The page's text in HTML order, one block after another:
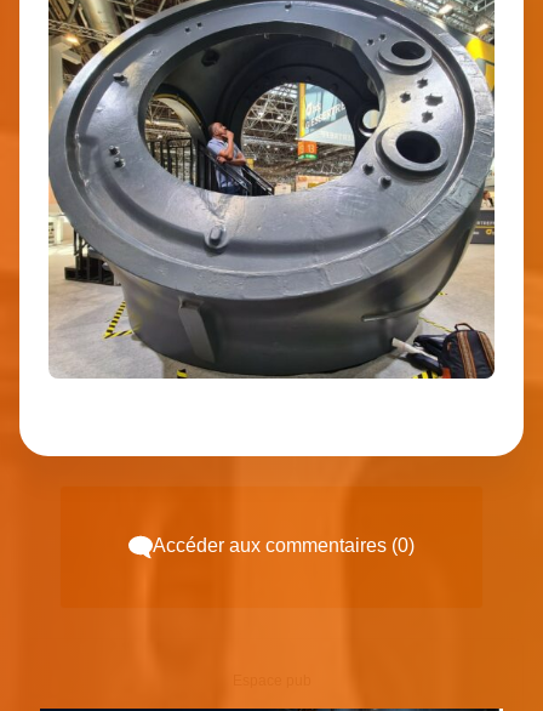
Accéder aux commentaires (0)